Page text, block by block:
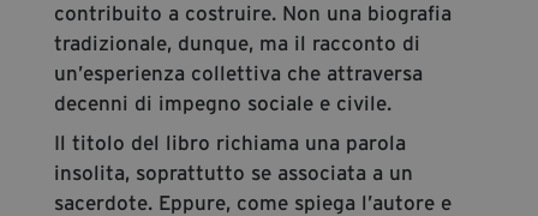
contribuito a costruire. Non una biografia
tradizionale, dunque, ma il racconto di
un’esperienza collettiva che attraversa
decenni di impegno sociale e civile.
Il titolo del libro richiama una parola
insolita, soprattutto se associata a un
sacerdote. Eppure, come spiega l’autore e